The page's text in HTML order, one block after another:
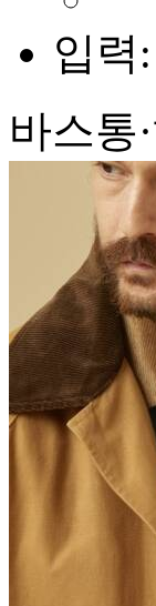
입력
바스통